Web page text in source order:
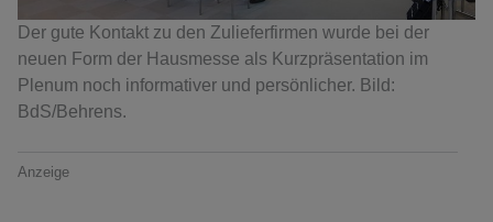
Der gute Kontakt zu den Zulieferfirmen wurde bei der
neuen Form der Hausmesse als Kurzpräsentation im
Plenum noch informativer und persönlicher. Bild:
BdS/Behrens.
Anzeige